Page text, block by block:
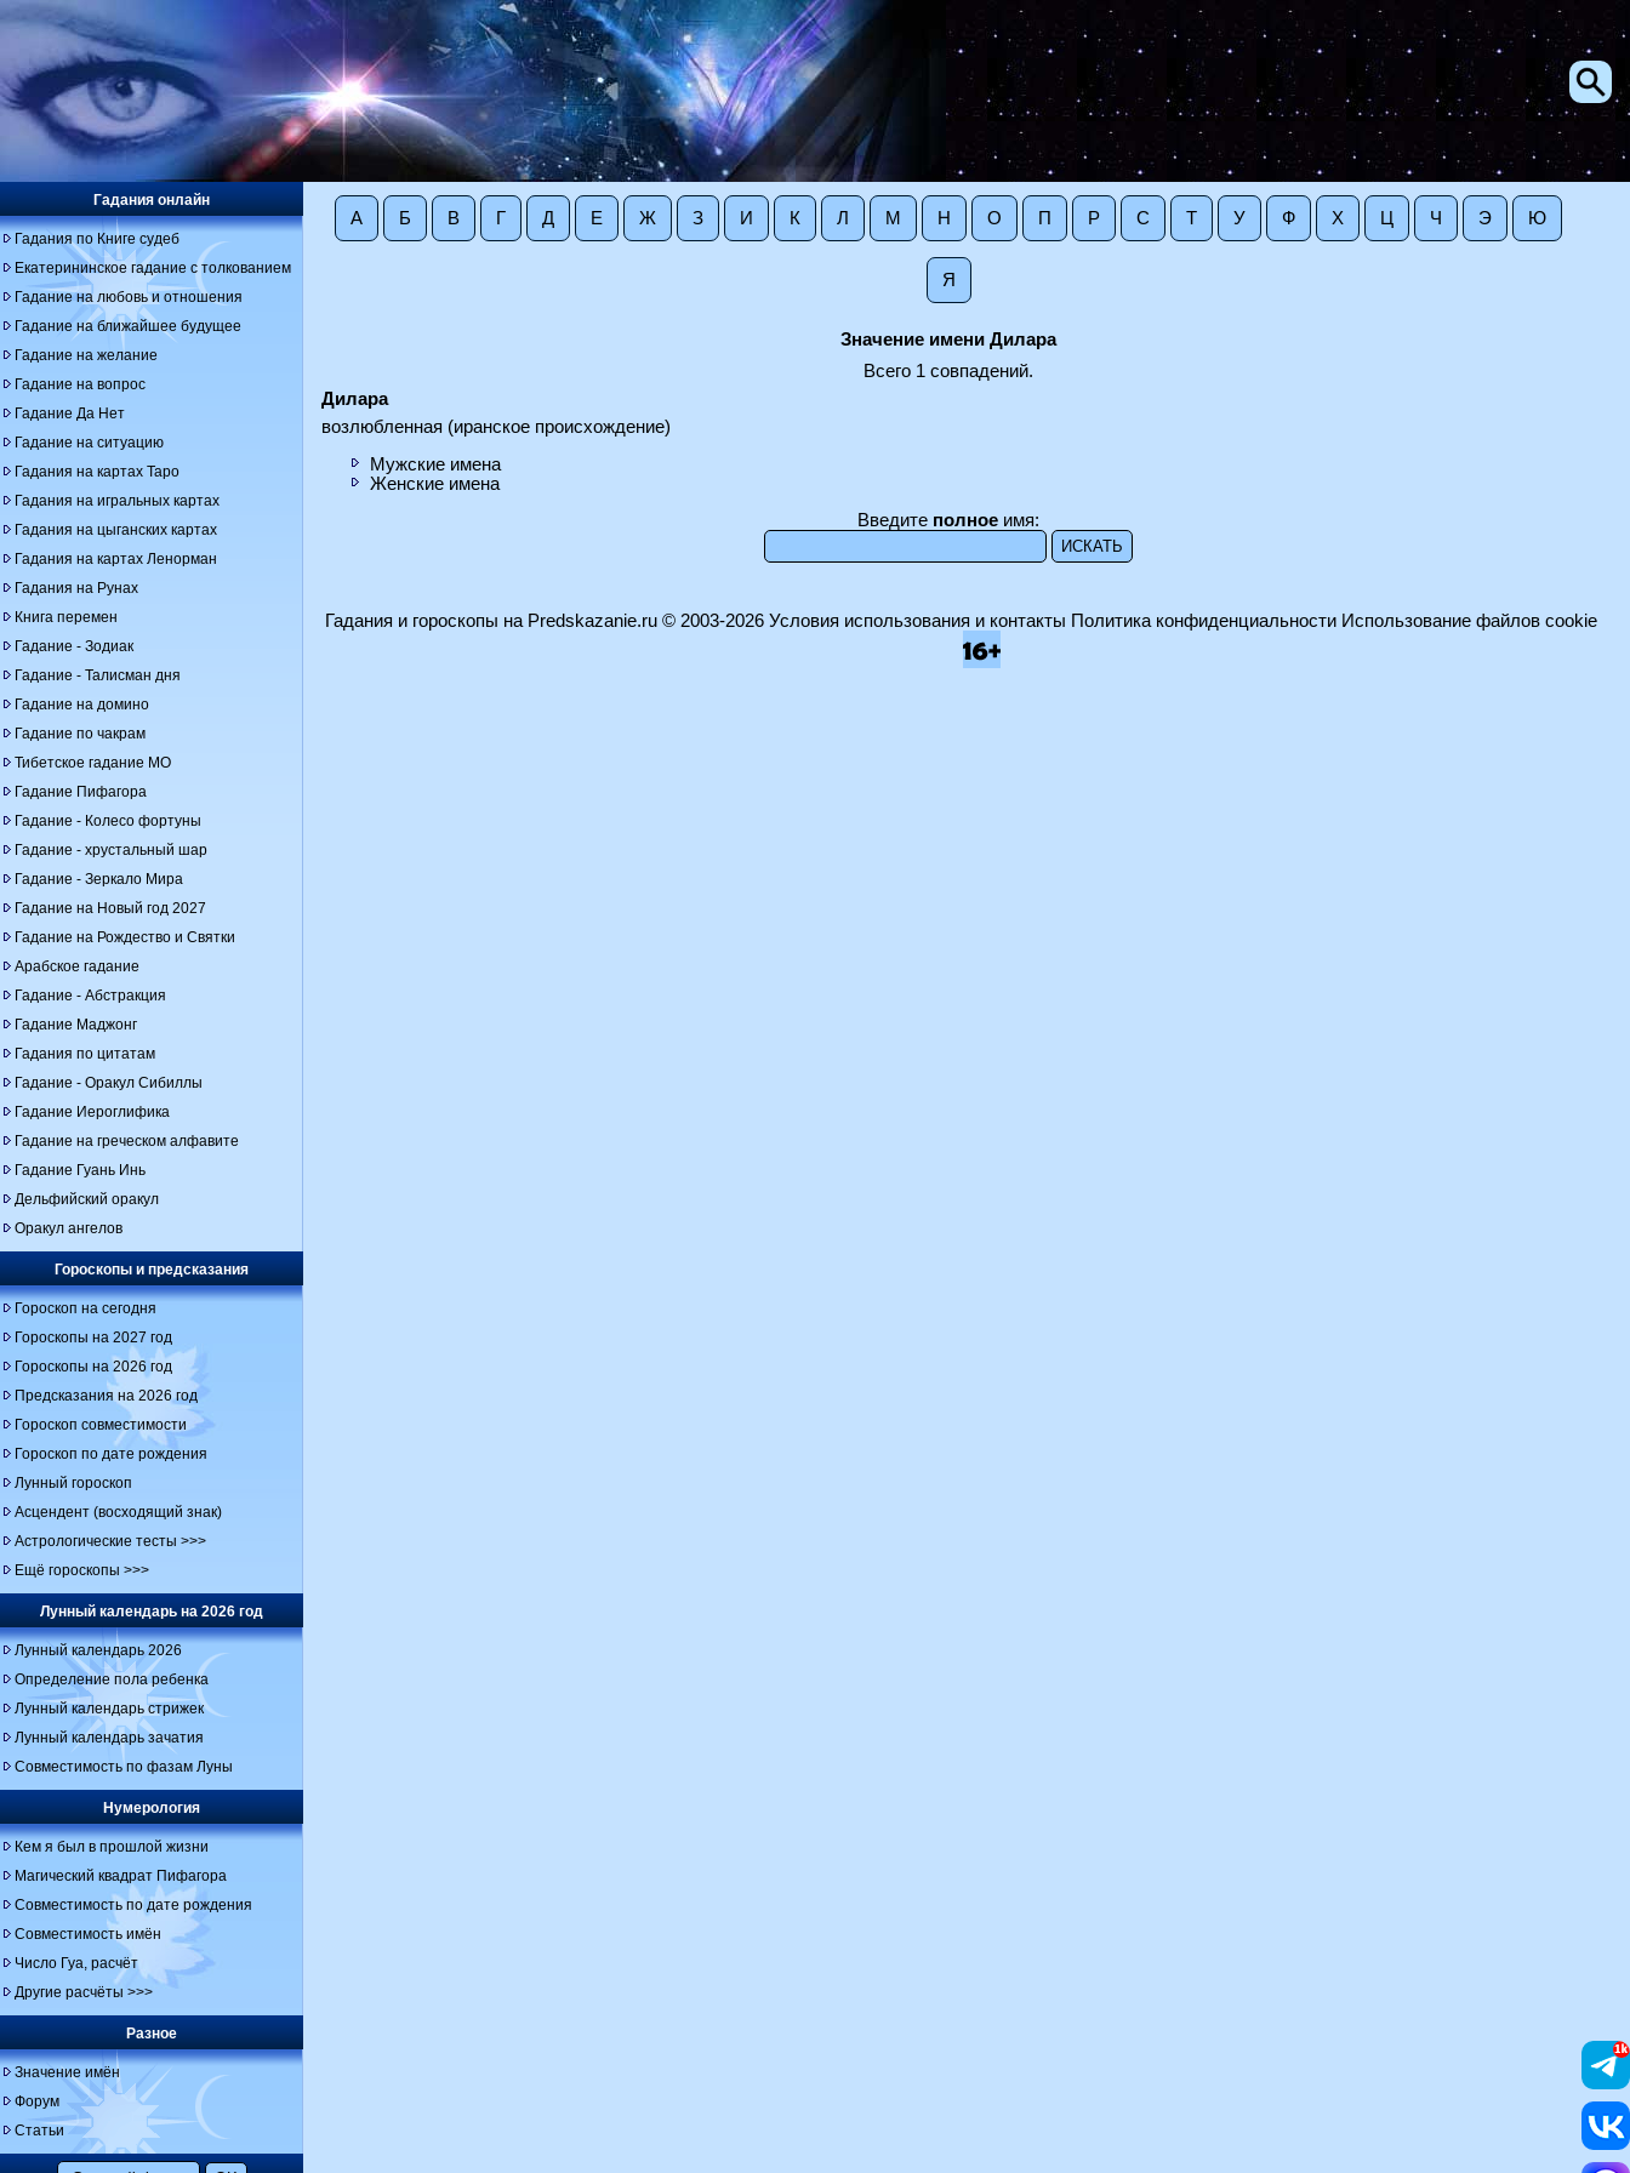
А Б В Г Д Е Ж З И К Л М Н О П Р С Т У Ф Х Ц Ч Э Ю
Я
Значение имени Дилара
Всего 1 совпадений.
Дилара
возлюбленная (иранское происхождение)
Мужские имена
Женские имена
Введите полное имя:
Гадания онлайн
Гадания по Книге судеб
Екатерининское гадание с толкованием
Гадание на любовь и отношения
Гадание на ближайшее будущее
Гадание на желание
Гадание на вопрос
Гадание Да Нет
Гадание на ситуацию
Гадания на картах Таро
Гадания на игральных картах
Гадания на цыганских картах
Гадания на картах Ленорман
Гадания на Рунах
Книга перемен
Гадание - Зодиак
Гадание - Талисман дня
Гадание на домино
Гадание по чакрам
Тибетское гадание МО
Гадание Пифагора
Гадание - Колесо фортуны
Гадание - хрустальный шар
Гадание - Зеркало Мира
Гадание на Новый год 2027
Гадание на Рождество и Святки
Арабское гадание
Гадание - Абстракция
Гадание Маджонг
Гадания по цитатам
Гадание - Оракул Сибиллы
Гадание Иероглифика
Гадание на греческом алфавите
Гадание Гуань Инь
Дельфийский оракул
Оракул ангелов
Гороскопы и предсказания
Гороскоп на сегодня
Гороскопы на 2027 год
Гороскопы на 2026 год
Предсказания на 2026 год
Гороскоп совместимости
Гороскоп по дате рождения
Лунный гороскоп
Асцендент (восходящий знак)
Астрологические тесты >>>
Ещё гороскопы >>>
Лунный календарь на 2026 год
Лунный календарь 2026
Определение пола ребенка
Лунный календарь стрижек
Лунный календарь зачатия
Совместимость по фазам Луны
Нумерология
Кем я был в прошлой жизни
Магический квадрат Пифагора
Совместимость по дате рождения
Совместимость имён
Число Гуа, расчёт
Другие расчёты >>>
Разное
Значение имён
Форум
Статьи
Гадания и гороскопы на Predskazanie.ru© 2003-2026 Условия использования и контакты Политика конфиденциальности Использование файлов cookie